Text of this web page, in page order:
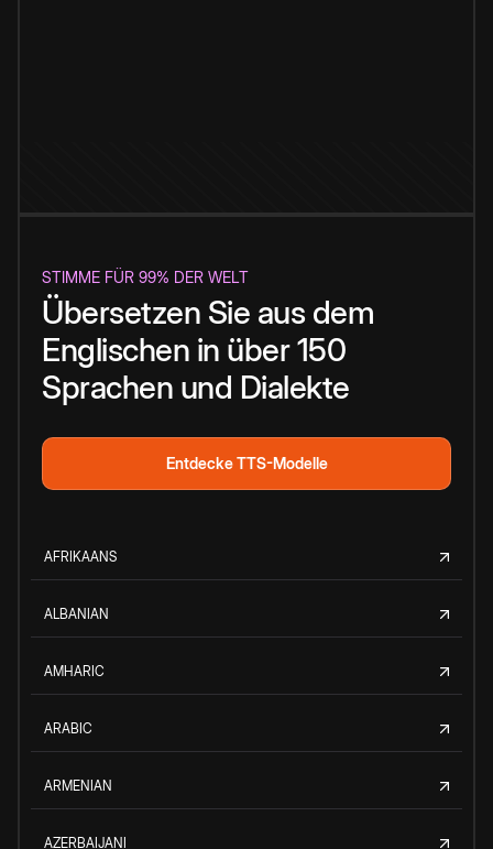
STIMME FÜR 99% DER WELT
Übersetzen Sie aus dem
Englischen in über 150
Sprachen und Dialekte
Entdecke TTS-Modelle
AFRIKAANS
ALBANIAN
AMHARIC
ARABIC
ARMENIAN
AZERBAIJANI